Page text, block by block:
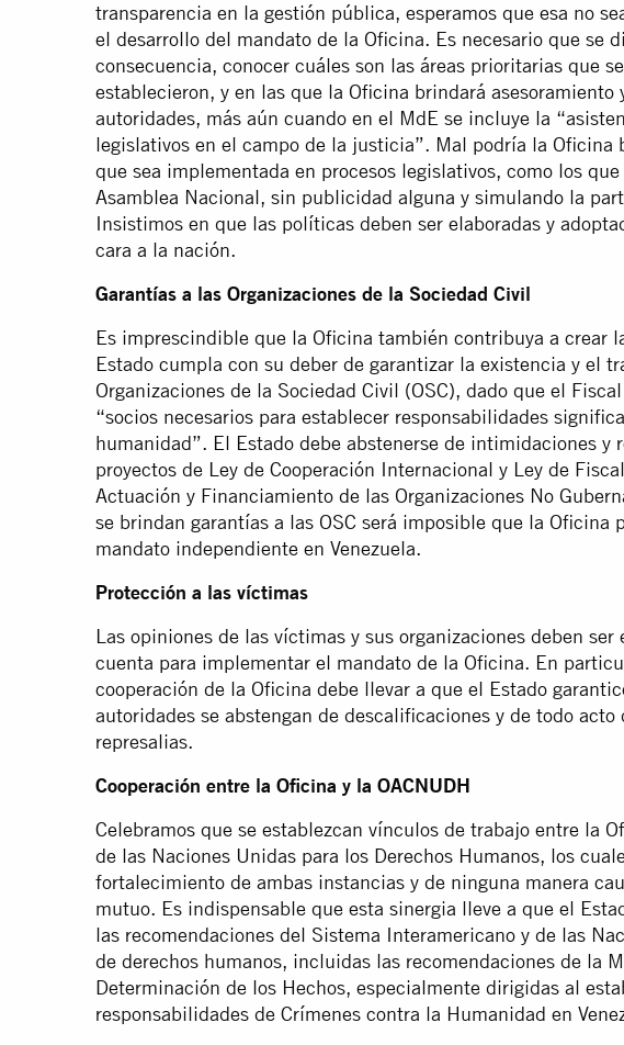
transparencia en la gestión pública, esperamos que esa no
el desarrollo del mandato de la Oficina. Es necesario que se
consecuencia, conocer cuáles son las áreas prioritarias que
establecieron, y en las que la Oficina brindará asesoramiento
autoridades, más aún cuando en el MdE se incluye la
legislativos en el campo de la justicia”. Mal podría la Oficina
que sea implementada en procesos legislativos, como los
Asamblea Nacional, sin publicidad alguna y simulando la
Insistimos en que las políticas deben ser elaboradas y
cara a la nación.
Garantías a las Organizaciones de la Sociedad Civil
Es imprescindible que la Oficina también contribuya a crear
Estado cumpla con su deber de garantizar la existencia y el
Organizaciones de la Sociedad Civil (OSC), dado que el
“socios necesarios para establecer responsabilidades
humanidad”. El Estado debe abstenerse de intimidaciones y
proyectos de Ley de Cooperación Internacional y Ley de
Actuación y Financiamiento de las Organizaciones No
se brindan garantías a las OSC será imposible que la Oficina
mandato independiente en Venezuela.
Protección a las víctimas
Las opiniones de las víctimas y sus organizaciones deben ser
cuenta para implementar el mandato de la Oficina. En
cooperación de la Oficina debe llevar a que el Estado
autoridades se abstengan de descalificaciones y de todo
represalias.
Cooperación entre la Oficina y la OACNUDH
Celebramos que se establezcan vínculos de trabajo entre la
de las Naciones Unidas para los Derechos Humanos, los
fortalecimiento de ambas instancias y de ninguna manera
mutuo. Es indispensable que esta sinergia lleve a que el
las recomendaciones del Sistema Interamericano y de las
de derechos humanos, incluidas las recomendaciones de la
Determinación de los Hechos, especialmente dirigidas al
responsabilidades de Crímenes contra la Humanidad en